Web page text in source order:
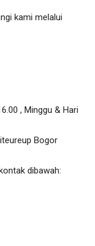
kami melalui
, Minggu & Hari
Bogor
dibawah: